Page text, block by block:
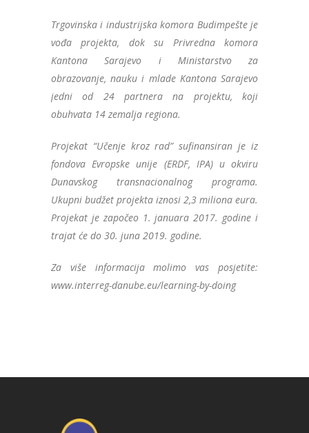
Trgovinska i industrijska komora Budimpešte je
vođa projekta, dok su Privredna komora
Kantona Sarajevo i Ministarstvo za
obrazovanje, nauku i mlade Kantona Sarajevo
jedni od 24 partnera na projektu, koji
obuhvata 14 zemalja regiona.
Projekat “Učenje kroz rad” sufinansiran je iz
fondova Evropske unije (ERDF, IPA) u okviru
Dunavskog transnacionalnog programa.
Ukupni budžet projekta iznosi 2,3 miliona eura.
Projekat je započeo 1. januara 2017. godine i
trajat će do 30. juna 2019. godine.
Za više informacija molimo vas posjetite:
www.interreg-danube.eu/learning-by-doing